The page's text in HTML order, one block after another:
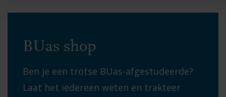
BUas shop
Ben je een trotse BUas-afgestudeerde?
Laat het iedereen weten en trakteer